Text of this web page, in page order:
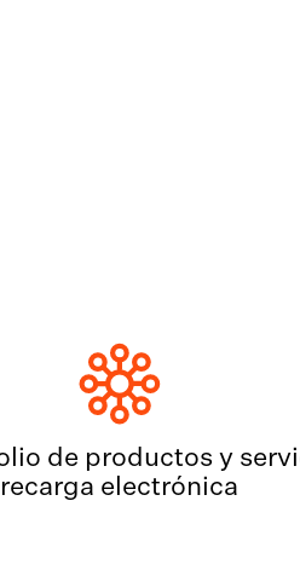
de productos y
recarga electrónica